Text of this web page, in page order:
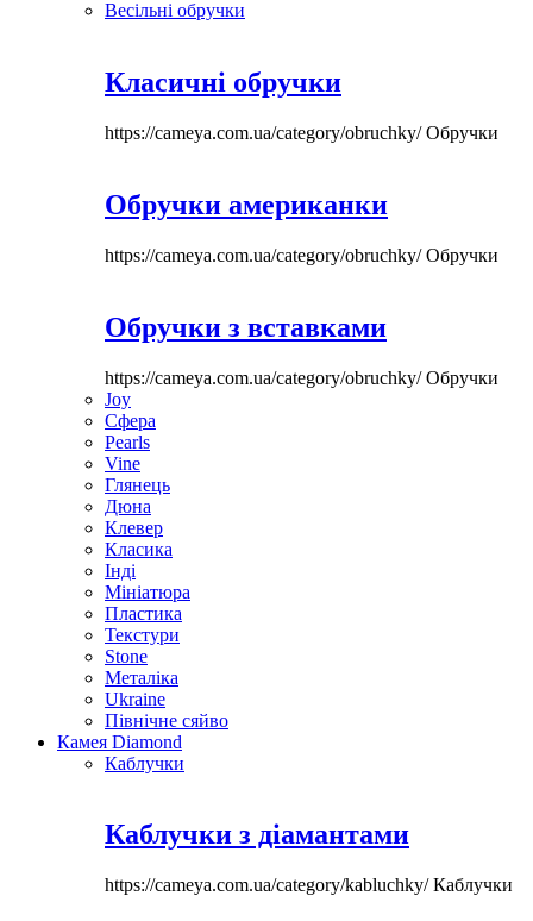
Весільні обручки
Класичні обручки
https://cameya.com.ua/category/obruchky/Обручки
Обручки американки
https://cameya.com.ua/category/obruchky/Обручки
Обручки з вставками
https://cameya.com.ua/category/obruchky/Обручки
Joy
Сфера
Pearls
Vine
Глянець
Дюна
Клевер
Класика
Інді
Мініатюра
Пластика
Текстури
Stone
Металіка
Ukraine
Північне сяйво
Камея Diamond
Каблучки
Каблучки з діамантами
https://cameya.com.ua/category/kabluchky/Каблучки